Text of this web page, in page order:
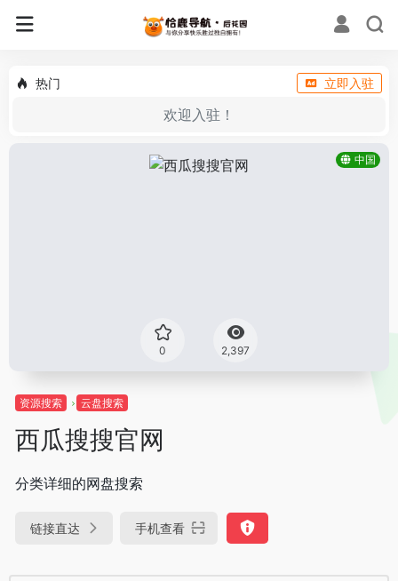
热门 立即入驻
欢迎入驻！
中国
0 2,397
资源搜索 云盘搜索
西瓜搜搜官网
分类详细的网盘搜索
链接直达 手机查看